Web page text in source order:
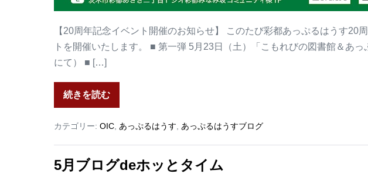
【20周年記念イベント開催のお知らせ】 このたび彩都あっぷるはうす20
トを開催いたします。 ■ 第一弾 5月23日（土）「こもれびの図書館＆あ
にて） ■ […]
続きを読む
カテゴリー: OIC あっぷるはうす あっぷるはうすブログ
5月ブログdeホッとタイム